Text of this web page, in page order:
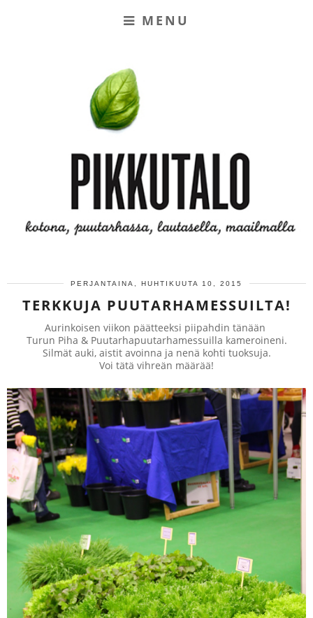
MENU
PERJANTAINA, HUHTIKUUTA 10, 2015
TERKKUJA PUUTARHAMESSUILTA!
Aurinkoisen viikon päätteeksi piipahdin tänään
Turun Piha & Puutarhapuutarhamessuilla kameroineni.
Silmät auki, aistit avoinna ja nenä kohti tuoksuja.
Voi tätä vihreän määrää!